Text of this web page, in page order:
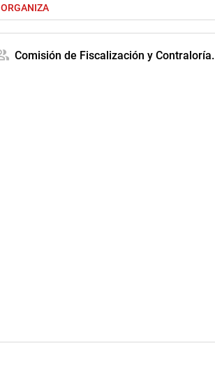
ORGANIZA
Comisión de Fiscalización y Contraloría.